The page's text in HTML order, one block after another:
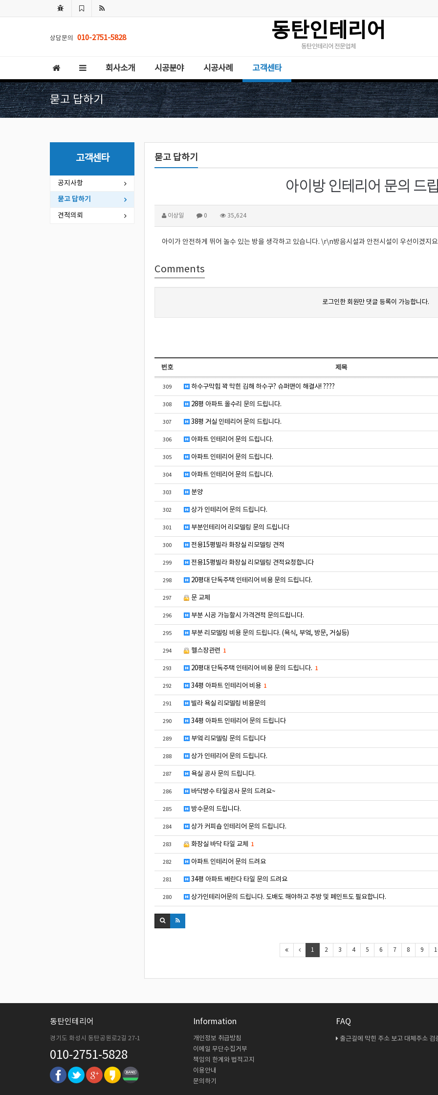
상담문의 010-2751-5828 동탄인테리어
동탄인테리어 전문업체
회사소개 시공분야 시공사례 고객센타
묻고 답하기
묻고 답하기
아이방 인테리어 문의 드
이상일 0 35,624
아이가 안전하게 뛰어 놀수 있는 방을 생각하고 있습니다. \r\n방음시설과 안전시설이 우선이겠지
Comments
로그인한 회원만 댓글 등록이 가능합니다.
번호 제목
309 하수구막힘 꽉 막힌 김해 하수구? 슈퍼맨이 해결사! ????
308 28평 아파트 올수리 문의 드립니다.
307 38평 거실 인테리어 문의 드립니다.
306 아파트 인테리어 문의 드립니다.
305 아파트 인테리어 문의 드립니다.
304 아파트 인테리어 문의 드립니다.
303 분양
302 상가 인테리어 문의 드립니다.
301 부분인테리어 리모델링 문의 드립니다
300 전용15평빌라 화장실 리모델링 견적
299 전용15평빌라 화장실 리모델링 견적요청합니다
298 20평대 단독주택 인테리어 비용 문의 드립니다.
297 문 교체
296 부분 시공 가능할시 가격견적 문의드립니다.
295 부분 리모델링 비용 문의 드립니다. (욕식, 부엌, 방문, 거실등)
294 헬스장관련 1
293 20평대 단독주택 인테리어 비용 문의 드립니다. 1
292 34평 아파트 인테리어 비용 1
291 빌라 욕실 리모델링 비용문의
290 34평 아파트 인테리어 문의 드립니다
289 부엌 리모델링 문의 드립니다
288 상가 인테리어 문의 드립니다.
287 욕실 공사 문의 드립니다.
286 바닥방수 타일공사 문의 드려요~
285 방수문의 드립니다.
284 상가 커피숍 인테리어 문의 드립니다.
283 화장실 바닥 타일 교체 1
282 아파트 인테리어 문의 드려요
281 34평 아파트 베란다 타일 문의 드려요
280 상가인테리어문의 드립니다. 도배도 해야하고 주방 및 페인트도 필요합니다.
1 2 3 4 5 6 7 8 9
고객센타
공지사항
묻고 답하기
견적의뢰
동탄인테리어
경기도 화성시 동탄공원로2길 27-1
010-2751-5828
Information
개인정보 취급방침
이메일 무단수집거부
책임의 한계와 법적고지
이용안내
문의하기
FAQ
출근길에 막힌 주소 보고 대체주소 검증 다시 해봤